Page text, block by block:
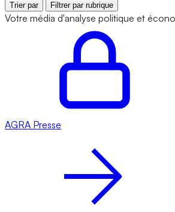
Trier par Filtrer par rubrique
Votre média d'analyse politique et
AGRA Presse